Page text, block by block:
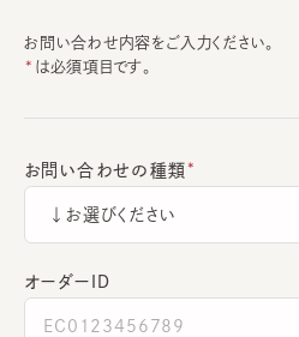
お問い合わせ内容をご入力ください。
は必須項目です。
お問い合わせの種類
オーダーＩＤ